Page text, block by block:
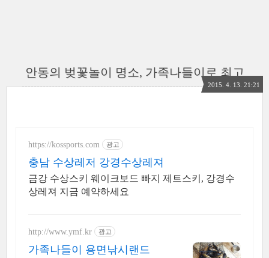
안동의 벚꽃놀이 명소, 가족나들이로 최고
2015. 4. 13. 21:21
https://kossports.com 광고
충남 수상레저 강경수상레져
금강 수상스키 웨이크보드 빠지 제트스키, 강경수
상레져 지금 예약하세요
http://www.ymf.kr 광고
가족나들이 용면낚시랜드